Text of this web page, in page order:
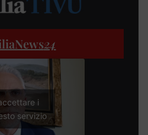
24
i
servizio